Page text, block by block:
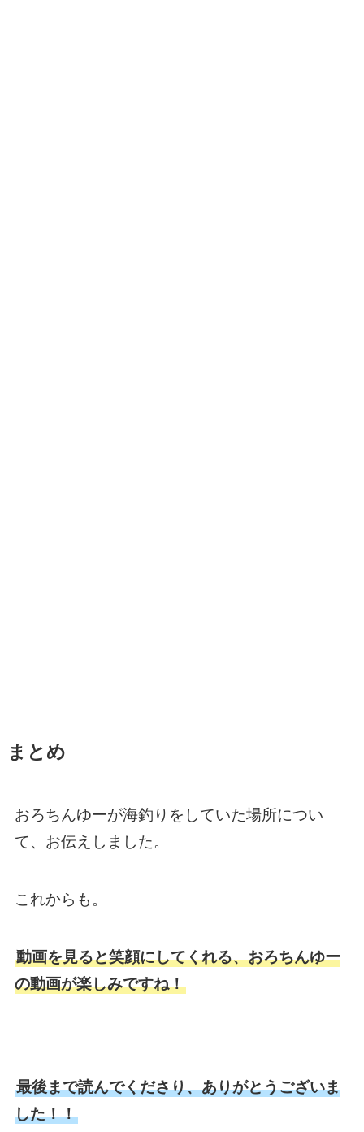
まとめ
おろちんゆーが海釣りをしていた場所につい
て、お伝えしました。
これからも。
動画を見ると笑顔にしてくれる、おろちんゆー
の動画が楽しみですね！
最後まで読んでくださり、ありがとうございま
した！！